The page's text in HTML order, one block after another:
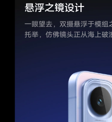
悬浮之镜设计
一眼望去，双摄悬浮于模组
托举，仿佛镜头正从海上破